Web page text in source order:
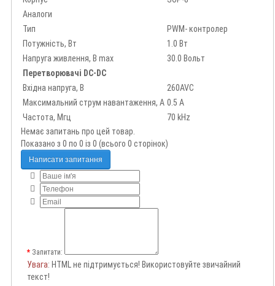
Аналоги
Тип
PWM- контролер
Потужність, Вт
1.0 Вт
Напруга живлення, В max
30.0 Вольт
Перетворювачі DC-DC
Вхідна напруга, В
260AVC
Максимальний струм навантаження, А 0.5 А
Частота, Мгц
70 kHz
Немає запитань про цей товар.
Показано з 0 по 0 із 0 (всього 0 сторінок)
Написати запитання
Запитати:
Увага: HTML не підтримується! Використовуйте звичайний
текст!